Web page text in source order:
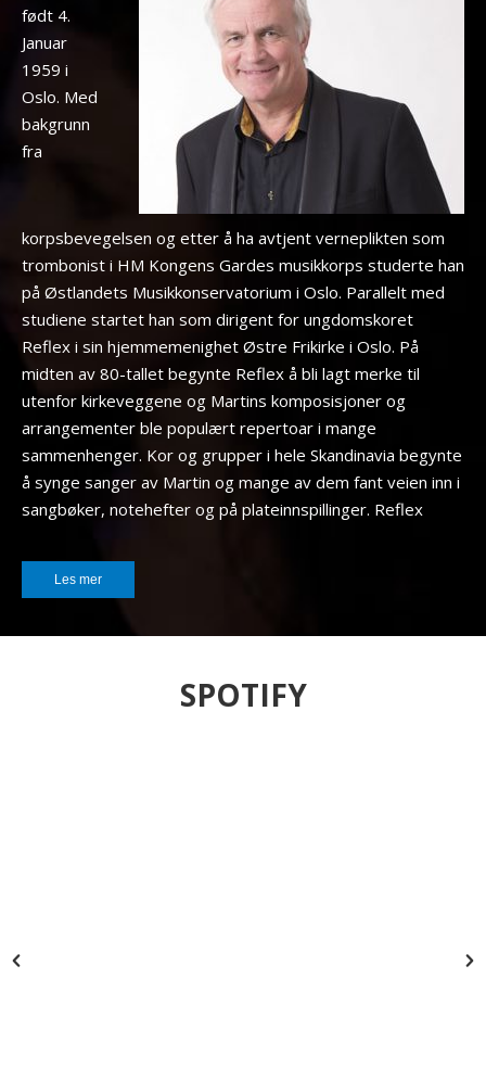
født 4.
Januar
1959 i
Oslo. Med
bakgrunn
fra
korpsbevegelsen og etter å ha avtjent verneplikten som
trombonist i HM Kongens Gardes musikkorps studerte han
på Østlandets Musikkonservatorium i Oslo. Parallelt med
studiene startet han som dirigent for ungdomskoret
Reflex i sin hjemmemenighet Østre Frikirke i Oslo. På
midten av 80-tallet begynte Reflex å bli lagt merke til
utenfor kirkeveggene og Martins komposisjoner og
arrangementer ble populært repertoar i mange
sammenhenger. Kor og grupper i hele Skandinavia begynte
å synge sanger av Martin og mange av dem fant veien inn i
sangbøker, notehefter og på plateinnspillinger. Reflex
Les mer
SPOTIFY